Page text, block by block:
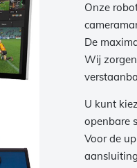
Onze
De
Wij
U kunt
openbare
Voor de